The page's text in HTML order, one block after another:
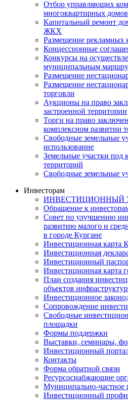
Отбор управляющих
многоквартирных домов
Капитальный ремонт
ЖКХ
Размещение рекламных
Концессионные
Конкурсы на
муниципальным
Размещение
Размещение
торговли
Аукционы на право
застроенной территории
Торги на право
комплексном развитии
Свободные земельные
использование
Земельные участки под
территорий
Свободные земельные
Инвесторам
ИНВЕСТИЦИОННЫЙ
Обращение к
Совет по улучшению
развитию малого и
в городе Кургане
Инвестиционная карта
Инвестиционная
Инвестиционный
Инвестиционная карта
План создания
объектов
Инвестиционное
Сопровождение
Свободные
площадки
Формы поддержки
Выставки, семинары,
Инвестиционный
Контакты
Форма обратной связи
Ресурсоснабжающие
Муниципально-частное
Инвестиционный